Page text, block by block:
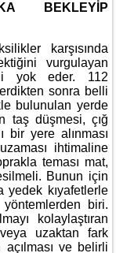
BEKLEYİP
karşısında
vurgulayan
yok eder. 112
sonra belli
bulunulan yerde
taş düşmesi, çığ
bir yere alınması
ihtimaline
teması mat,
Bunun için
yedek kıyafetlerle
yöntemlerden biri.
kolaylaştıran
uzaktan fark
ve belirli